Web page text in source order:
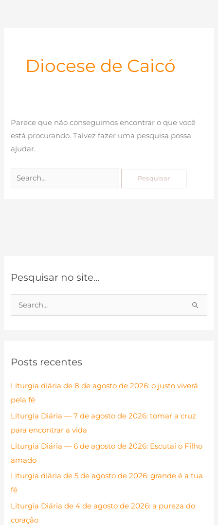
Diocese de Caicó
Parece que não conseguimos encontrar o que você
está procurando. Talvez fazer uma pesquisa possa
ajudar.
Pesquisar
por:
Pesquisar no site…
u
a
r
p
o
r
:
Posts recentes
Liturgia diária de 8 de agosto de 2026: o justo viverá
pela fé
Liturgia Diária — 7 de agosto de 2026: tomar a cruz
para encontrar a vida
Liturgia Diária — 6 de agosto de 2026: Escutai o Filho
amado
Liturgia diária de 5 de agosto de 2026: grande é a tua
fé
Liturgia Diária de 4 de agosto de 2026: a pureza do
coração